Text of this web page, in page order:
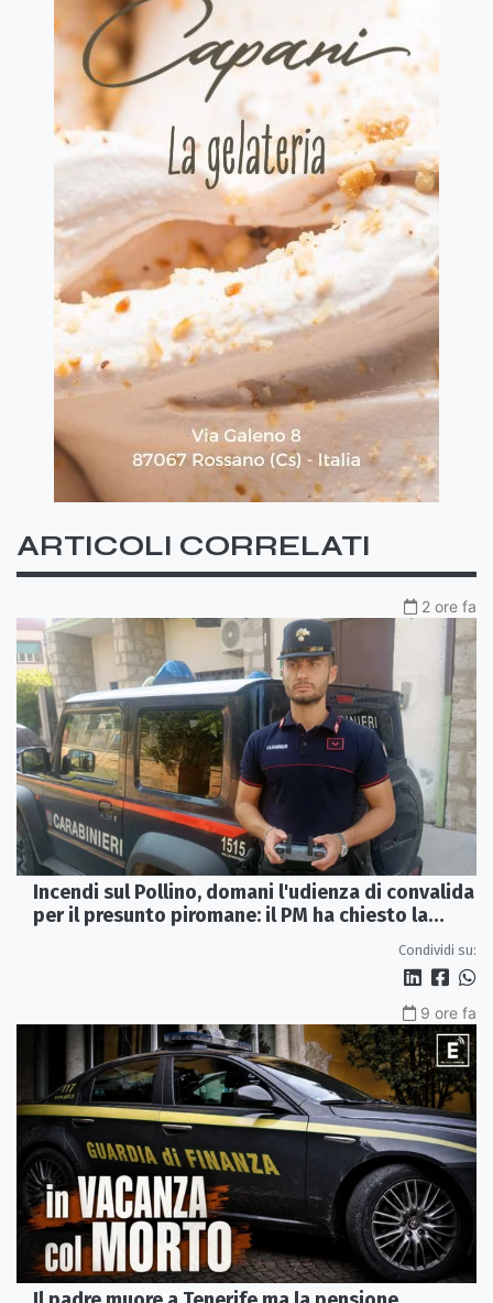
ARTICOLI CORRELATI
2 ore fa
Incendi sul Pollino, domani l'udienza di convalida
per il presunto piromane: il PM ha chiesto la
Condividi su:
9 ore fa